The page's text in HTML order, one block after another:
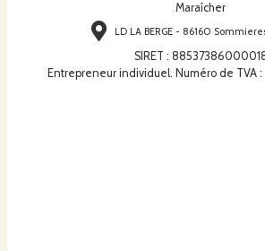
Maraîcher
LD LA BERGE - 86160
SIRET :
Entrepreneur individuel. Numéro de TVA